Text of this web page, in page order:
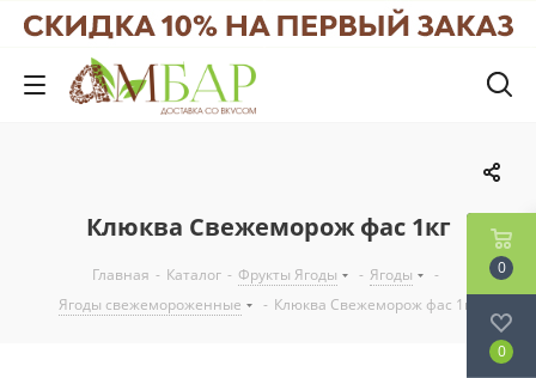
Клюква Свежеморож фас 1кг
Главная - Каталог - Фрукты Ягоды - Ягоды
-
Ягоды свежемороженные
- Клюква Свежеморож фас 1кг
0
0